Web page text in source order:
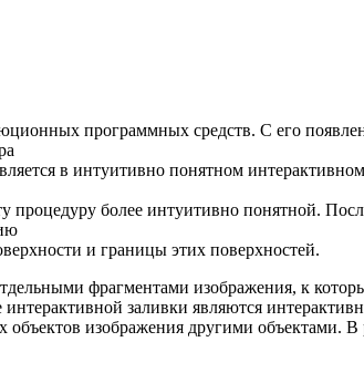
программных средств. С его
в интуитивно понятном
процедуру более интуитивно понятной.
и границы этих поверхностей.
фрагментами изображения, к
заливки являются
изображения другими объектами.